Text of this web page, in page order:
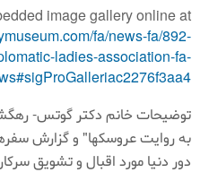
image gallery online at:
fa/news-fa/892-
ladies-association-fa-
توضیحات خانم دکتر گوتس-
به روایت عروسکها" و گزارش
دور دنیا مورد اقبال و تشویق